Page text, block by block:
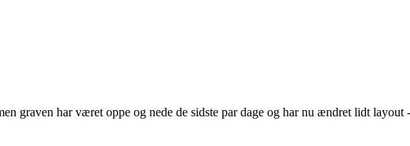
graven har været oppe og nede de sidste par dage og har nu ændret lidt